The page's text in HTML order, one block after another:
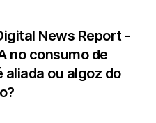
News Report -
no consumo de
aliada ou algoz do